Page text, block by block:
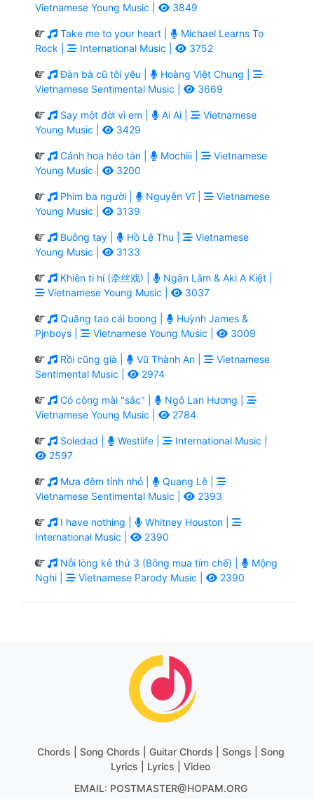
Vietnamese Young Music |
3849
Take me to your heart |
Michael Learns To
Rock |
International Music | 3752
Đàn bà cũ tôi yêu |
Hoàng Việt Chung |
Vietnamese Sentimental Music |
3669
Say một đời vì em | Ai Ai |
Vietnamese
Young Music |
3429
Cánh hoa héo tàn | Mochiii |
Vietnamese
Young Music |
3200
Phim ba người | Nguyễn Vĩ |
Vietnamese
Young Music |
3139
Buông tay | Hồ Lệ Thu |
Vietnamese
Young Music |
3133
Khiên ti hí (牵丝戏) |
Ngân Lâm & Aki A Kiệt |
Vietnamese Young Music |
3037
Quăng tao cái boong |
Huỳnh James &
Pjnboys |
Vietnamese Young Music | 3009
Rồi cũng già | Vũ Thành An |
Vietnamese
Sentimental Music |
2974
Có công mài "sắc" |
Ngô Lan Hương |
Vietnamese Young Music |
2784
Soledad | Westlife |
International Music |
2597
Mưa đêm tỉnh nhỏ |
Quang Lê |
Vietnamese Sentimental Music |
2393
I have nothing |
Whitney Houston |
International Music |
2390
Nỗi lòng kẻ thứ 3 (Bông mua tím chế) |
Mộng
Nghi |
Vietnamese Parody Music | 2390
Chords | Song Chords | Guitar Chords | Songs | Song
Lyrics | Lyrics | Video
EMAIL: POSTMASTER@HOPAM.ORG